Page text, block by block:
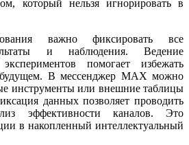
который нельзя игнорировать в
важно фиксировать все
и наблюдения. Ведение
помогает избежать
В мессенджер MAX можно
инструменты или внешние таблицы
данных позволяет проводить
эффективности каналов. Это
в накопленный интеллектуальный